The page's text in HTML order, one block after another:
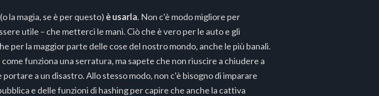
(o la magia, se è per questo) è usarla. Non c'è modo migliore per
utile – che metterci le mani. Ciò che è vero per le auto e gli
per la maggior parte delle cose del nostro mondo, anche le più banali.
funziona una serratura, ma sapete che non riuscire a chiudere a
a un disastro. Allo stesso modo, non c'è bisogno di imparare
e delle funzioni di hashing per capire che anche la cattiva